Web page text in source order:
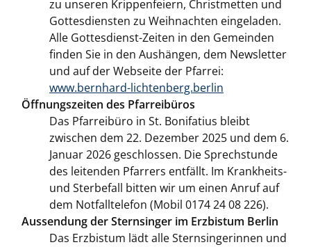
zu unseren Krippenfeiern, Christmetten und
Gottesdiensten zu Weihnachten eingeladen.
Alle Gottesdienst-Zeiten in den Gemeinden
finden Sie in den Aushängen, dem Newsletter
und auf der Webseite der Pfarrei:
www.bernhard-lichtenberg.berlin
Öffnungszeiten des Pfarreibüros
Das Pfarreibüro in St. Bonifatius bleibt
zwischen dem 22. Dezember 2025 und dem 6.
Januar 2026 geschlossen. Die Sprechstunde
des leitenden Pfarrers entfällt. Im Krankheits-
und Sterbefall bitten wir um einen Anruf auf
dem Notfalltelefon (Mobil 0174 24 08 226).
Aussendung der Sternsinger im Erzbistum Berlin
Das Erzbistum lädt alle Sternsingerinnen und